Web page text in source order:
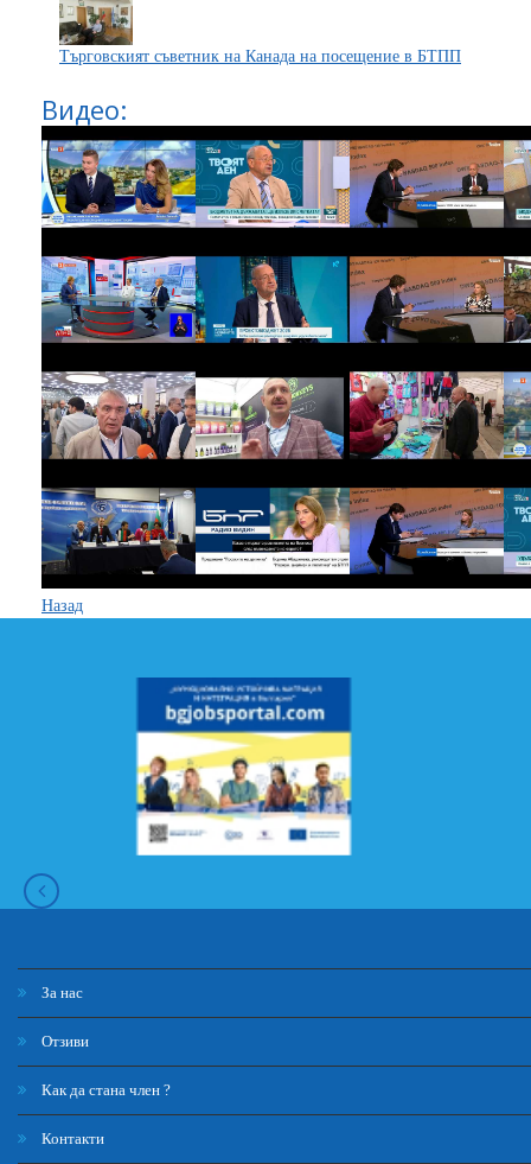
Търговският съветник на Канада на посещение в БТПП
Видео:
Назад
За нас
Отзиви
Как да стана член ?
Контакти